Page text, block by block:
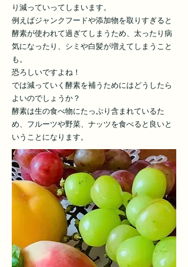
り減っていってしまいます。
例えばジャンクフードや添加物を取りすぎると
酵素が使われて過ぎてしまうため、太ったり病
気になったり、シミや白髪が増えてしまうこと
も。
恐ろしいですよね！
では減っていく酵素を補うためにはどうしたら
よいのでしょうか？
酵素は生の食べ物にたっぷり含まれているた
め、フルーツや野菜、ナッツを食べると良いと
いうことになります。